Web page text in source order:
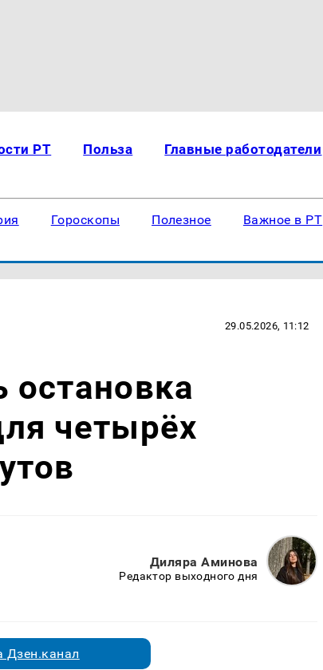
РТ Польза Главные работодатели
Гороскопы Полезное Важное в РТ
29.05.2026, 11:12
остановка
четырёх
Диляра Аминова
Редактор выходного дня
Дзен.канал